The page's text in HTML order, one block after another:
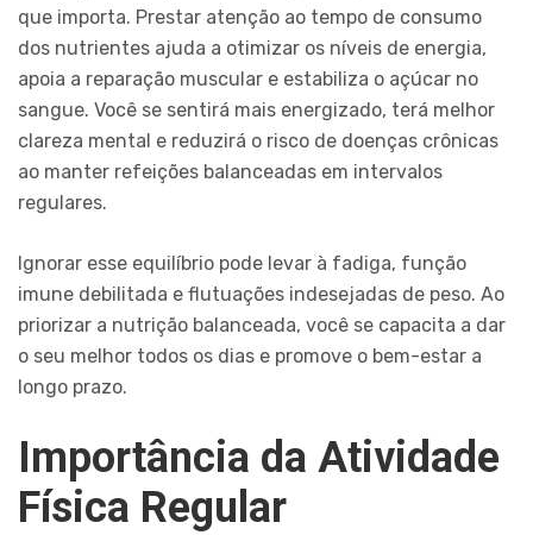
que importa. Prestar atenção ao tempo de consumo
dos nutrientes ajuda a otimizar os níveis de energia,
apoia a reparação muscular e estabiliza o açúcar no
sangue. Você se sentirá mais energizado, terá melhor
clareza mental e reduzirá o risco de doenças crônicas
ao manter refeições balanceadas em intervalos
regulares.
Ignorar esse equilíbrio pode levar à fadiga, função
imune debilitada e flutuações indesejadas de peso. Ao
priorizar a nutrição balanceada, você se capacita a dar
o seu melhor todos os dias e promove o bem-estar a
longo prazo.
Importância da Atividade
Física Regular